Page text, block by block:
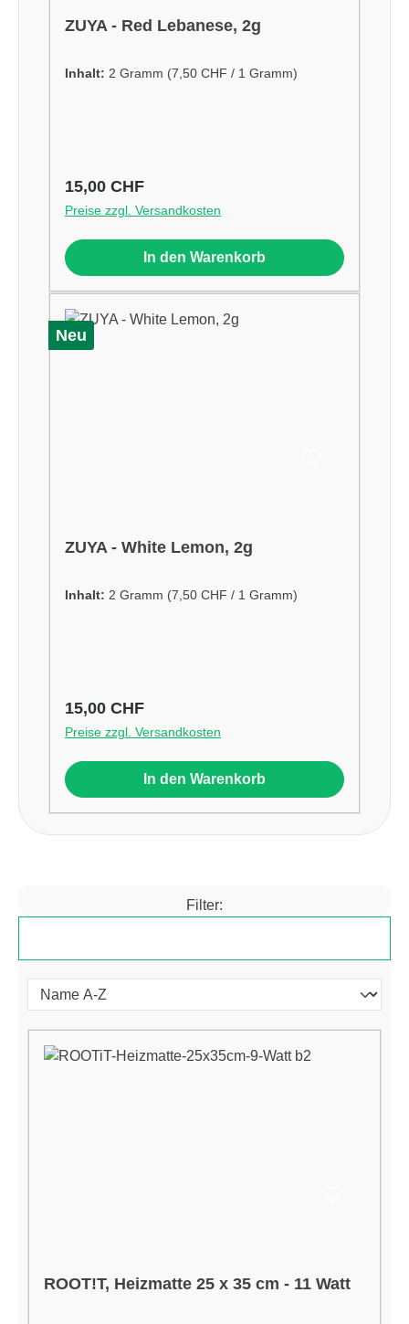
ZUYA - Red Lebanese, 2g
Inhalt: 2 Gramm (7,50 CHF / 1 Gramm)
Regulärer Preis:
15,00 CHF
Preise zzgl. Versandkosten
In den Warenkorb
Neu
ZUYA - White Lemon, 2g
Inhalt: 2 Gramm (7,50 CHF / 1 Gramm)
Regulärer Preis:
15,00 CHF
Preise zzgl. Versandkosten
In den Warenkorb
Filter:
ROOT!T, Heizmatte 25 x 35 cm - 11 Watt